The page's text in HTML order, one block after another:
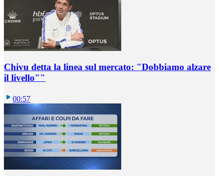
Chivu detta la linea sul mercato: "Dobbiamo alzare
il livello""
00:57